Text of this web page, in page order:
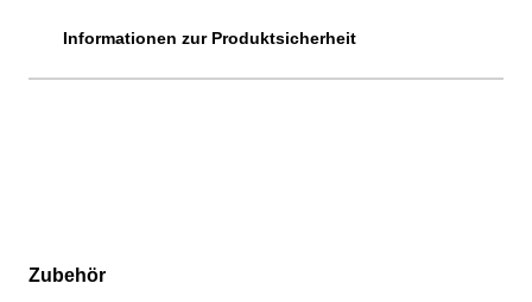
Informationen zur Produktsicherheit
Produktgalerie überspringen
Zubehör